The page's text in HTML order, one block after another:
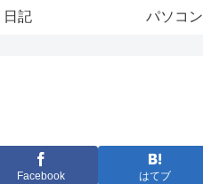
日記 パソコン
Facebook はてブ